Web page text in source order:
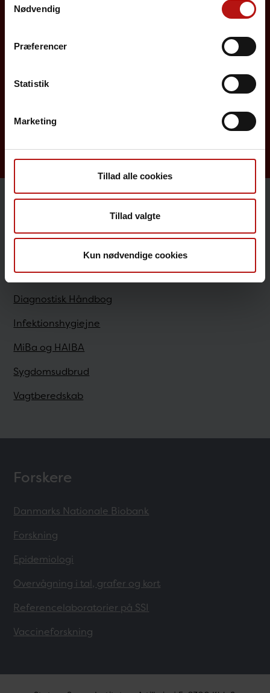
Nødvendig
Præferencer
Statistik
Marketing
Tillad alle cookies
Tillad valgte
Kun nødvendige cookies
Influenzavaccination
Screening for medfødte sygdomme
Sundhedsfaglige
Antibiotikaresistens
Bestilling
Diagnostisk Håndbog
Infektionshygiejne
MiBa og HAIBA
Sygdomsudbrud
Vagtberedskab
Forskere
Danmarks Nationale Biobank
Forskning
Epidemiologi
Overvågning i tal, grafer og kort
Referencelaboratorier på SSI
Vaccineforskning